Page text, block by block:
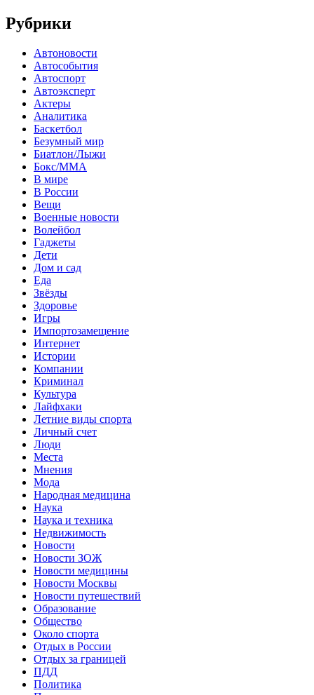
Рубрики
Автоновости
Автособытия
Автоспорт
Автоэксперт
Актеры
Аналитика
Баскетбол
Безумный мир
Биатлон/Лыжи
Бокс/MMA
В мире
В России
Вещи
Военные новости
Волейбол
Гаджеты
Дети
Дом и сад
Еда
Звёзды
Здоровье
Игры
Импортозамещение
Интернет
Истории
Компании
Криминал
Культура
Лайфхаки
Летние виды спорта
Личный счет
Люди
Места
Мнения
Мода
Народная медицина
Наука
Наука и техника
Недвижимость
Новости
Новости ЗОЖ
Новости медицины
Новости Москвы
Новости путешествий
Образование
Общество
Около спорта
Отдых в России
Отдых за границей
ПДД
Политика